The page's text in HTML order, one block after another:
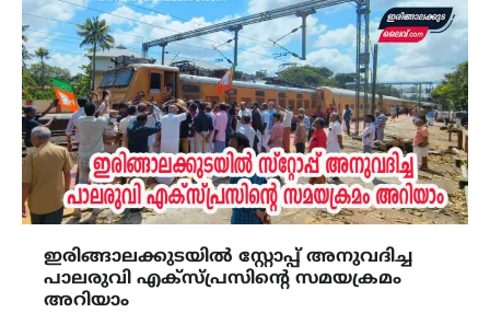
ഇരിങ്ങാലക്കുടയിൽ സ്റ്റോപ്പ് അനുവദിച്ച
പാലരുവി എക്സ്പ്രസിന്റെ സമയക്രമം
അറിയാം